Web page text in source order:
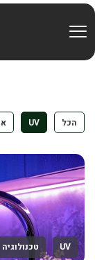
Skip to Content
הכל UV
UV טכנולוגיה
בחזרה למעלה